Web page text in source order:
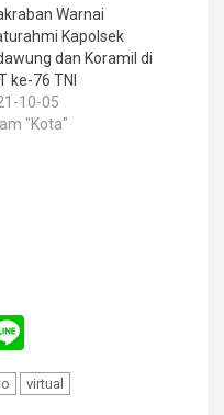
Warnai
Kapolsek
dan Koramil di
ke-76 TNI
10-05
"Kota"
virtual